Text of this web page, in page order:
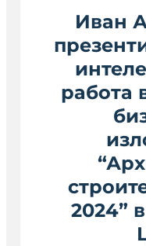
Иван
работа
2024”